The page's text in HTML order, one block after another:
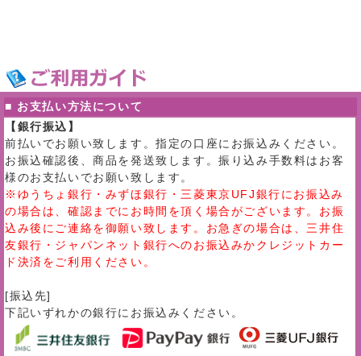
■ お支払い方法について
【銀行振込】
前払いでお願い致します。指定の口座にお振込みください。
お振込確認後、商品を発送致します。振り込み手数料はお客
様のお支払いでお願い致します。
※ゆうちょ銀行・みずほ銀行・三菱東京UFJ銀行にお振込み
の場合は、確認までにお時間を頂く場合がございます。お振
込み後にご連絡を御願い致します。お急ぎの場合は、三井住
友銀行・ジャパンネット銀行へのお振込みかクレジットカー
ド決済をご利用ください。
[振込先]
下記いずれかの銀行にお振込みください。